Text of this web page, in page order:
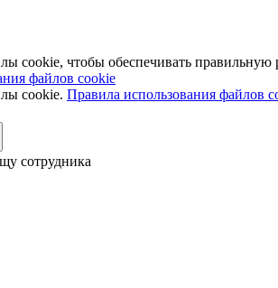
cookie, чтобы обеспечивать правильную
файлов cookie
cookie. Правила использования файлов
сотрудника